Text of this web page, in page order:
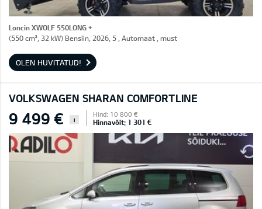
Loncin XWOLF 550LONG +
(550 cm³, 32 kW) Bensiin, 2026, 5 , Automaat , must
OLEN HUVITATUD!
VOLKSWAGEN SHARAN COMFORTLINE
9 499 € i
Hind: 10 800 €
Hinnavõit: 1 301 €